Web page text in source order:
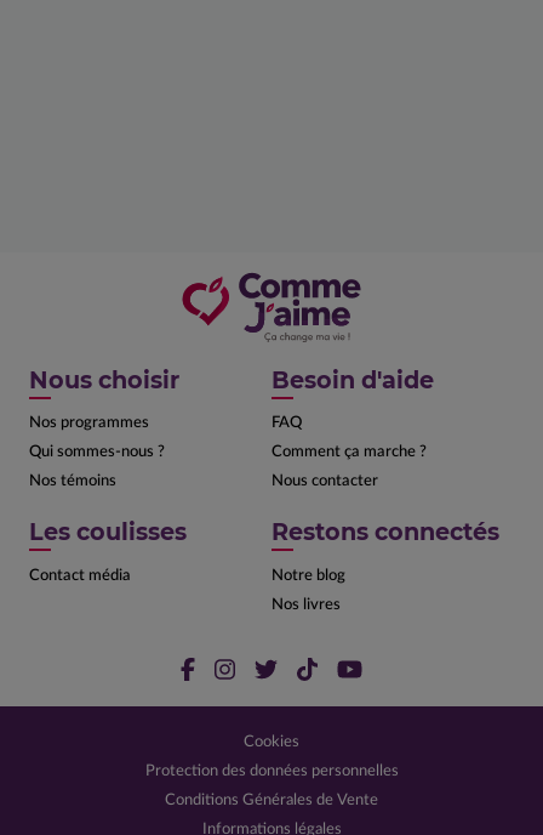
Nous choisir
Nos programmes
Qui sommes-nous ?
Nos témoins
Besoin d'aide
FAQ
Comment ça marche ?
Nous contacter
Les coulisses
Contact média
Restons connectés
Notre blog
Nos livres
Cookies
Protection des données personnelles
Conditions Générales de Vente
Informations légales